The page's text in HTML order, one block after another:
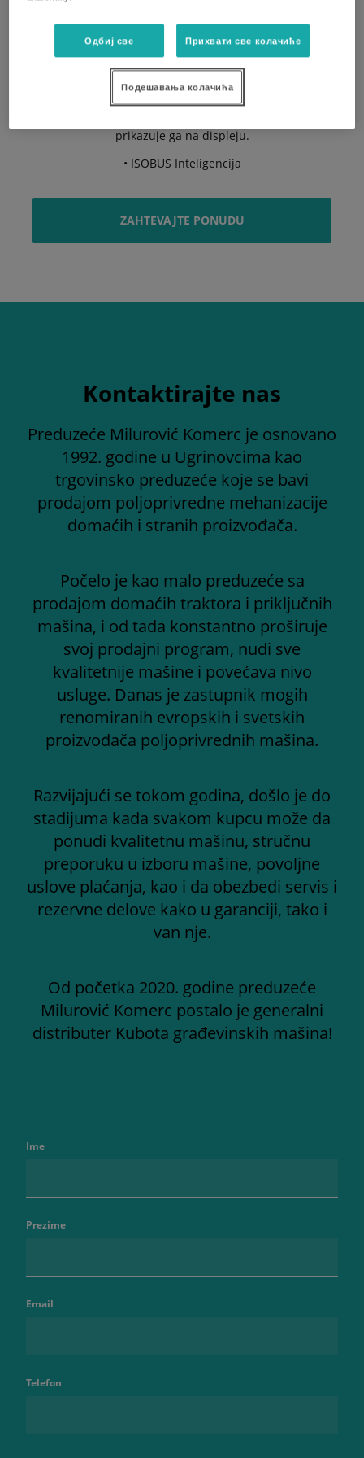
• Isključivanje pola širine radnog zahvata i opto-
elektronska kontrola za brojanje semena kao
standardna oprema.
• Sigurnost stalnom kontrolom: terminal u kabini
prikazuje ga na displeju.
• ISOBUS Inteligencija
ZAHTEVAJTE PONUDU
Kontaktirajte nas
Preduzeće Milurović Komerc je osnovano
1992. godine u Ugrinovcima kao
trgovinsko preduzeće koje se bavi
prodajom poljoprivredne mehanizacije
domaćih i stranih proizvođača.
Počelo je kao malo preduzeće sa
prodajom domaćih traktora i priključnih
mašina, i od tada konstantno proširuje
svoj prodajni program, nudi sve
kvalitetnije mašine i povećava nivo
usluge. Danas je zastupnik mogih
renomiranih evropskih i svetskih
proizvođača poljoprivrednih mašina.
Razvijajući se tokom godina, došlo je do
stadijuma kada svakom kupcu može da
ponudi kvalitetnu mašinu, stručnu
preporuku u izboru mašine, povoljne
uslove plaćanja, kao i da obezbedi servis i
rezervne delove kako u garanciji, tako i
van nje.
Od početka 2020. godine preduzeće
Milurović Komerc postalo je generalni
distributer Kubota građevinskih mašina!
Ime
Prezime
Email
Telefon
Одбиј све Прихвати све колачиће
Подешавања колачића